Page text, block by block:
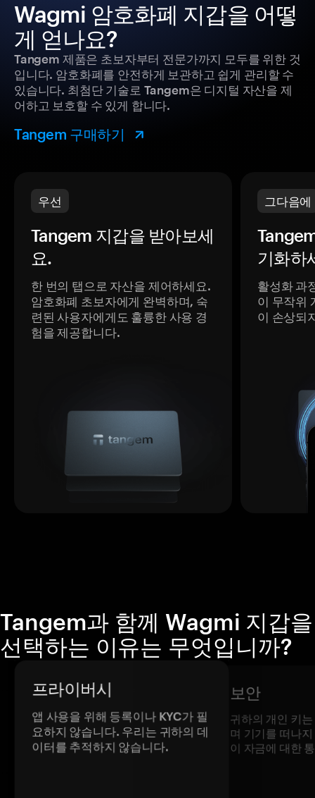
Wagmi 암호화폐 지갑을 어떻
게 얻나요?
Tangem 제품은 초보자부터 전문가까지 모두를 위한 것
입니다. 암호화폐를 안전하게 보관하고 쉽게 관리할 수
있습니다. 최첨단 기술로 Tangem은 디지털 자산을 제
어하고 보호할 수 있게 합니다.
Tangem 구매하기
우선
Tangem 지갑을 받아보세
요.
한 번의 탭으로 자산을 제어하세요.
암호화폐 초보자에게 완벽하며, 숙
련된 사용자에게도 훌륭한 사용 경
험을 제공합니다.
그다음에
기화하
활성화 과
이 무작위
이 손상되
Tangem과 함께 Wagmi 지갑을
선택하는 이유는 무엇입니까?
프라이버시
앱 사용을 위해 등록이나 KYC가 필
요하지 않습니다. 우리는 귀하의 데
이터를 추적하지 않습니다.
보안
귀하의 개인 키
며 기기를 떠나
이 자금에 대한